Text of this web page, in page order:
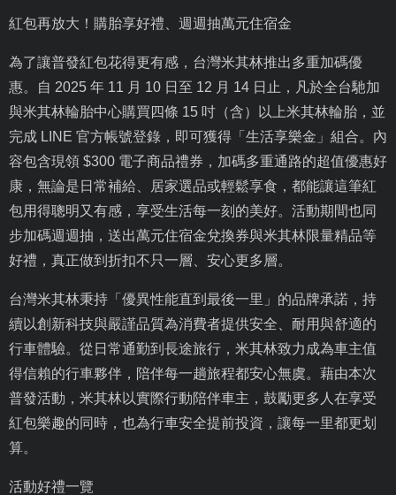
紅包再放大！購胎享好禮、週週抽萬元住宿金
為了讓普發紅包花得更有感，台灣米其林推出多重加碼優
惠。自 2025 年 11 月 10 日至 12 月 14 日止，凡於全台馳加
與米其林輪胎中心購買四條 15 吋（含）以上米其林輪胎，並
完成 LINE 官方帳號登錄，即可獲得「生活享樂金」組合。內
容包含現領 $300 電子商品禮券，加碼多重通路的超值優惠好
康，無論是日常補給、居家選品或輕鬆享食，都能讓這筆紅
包用得聰明又有感，享受生活每一刻的美好。活動期間也同
步加碼週週抽，送出萬元住宿金兌換券與米其林限量精品等
好禮，真正做到折扣不只一層、安心更多層。
台灣米其林秉持「優異性能直到最後一里」的品牌承諾，持
續以創新科技與嚴謹品質為消費者提供安全、耐用與舒適的
行車體驗。從日常通勤到長途旅行，米其林致力成為車主值
得信賴的行車夥伴，陪伴每一趟旅程都安心無虞。藉由本次
普發活動，米其林以實際行動陪伴車主，鼓勵更多人在享受
紅包樂趣的同時，也為行車安全提前投資，讓每一里都更划
算。
活動好禮一覽